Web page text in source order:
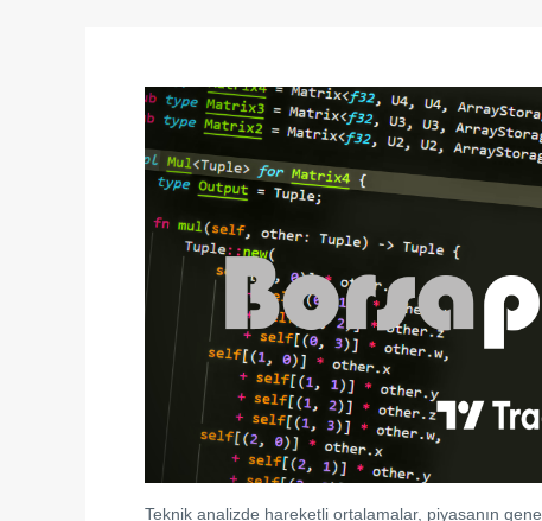
Teknik analizde hareketli ortalamalar, piyasanın